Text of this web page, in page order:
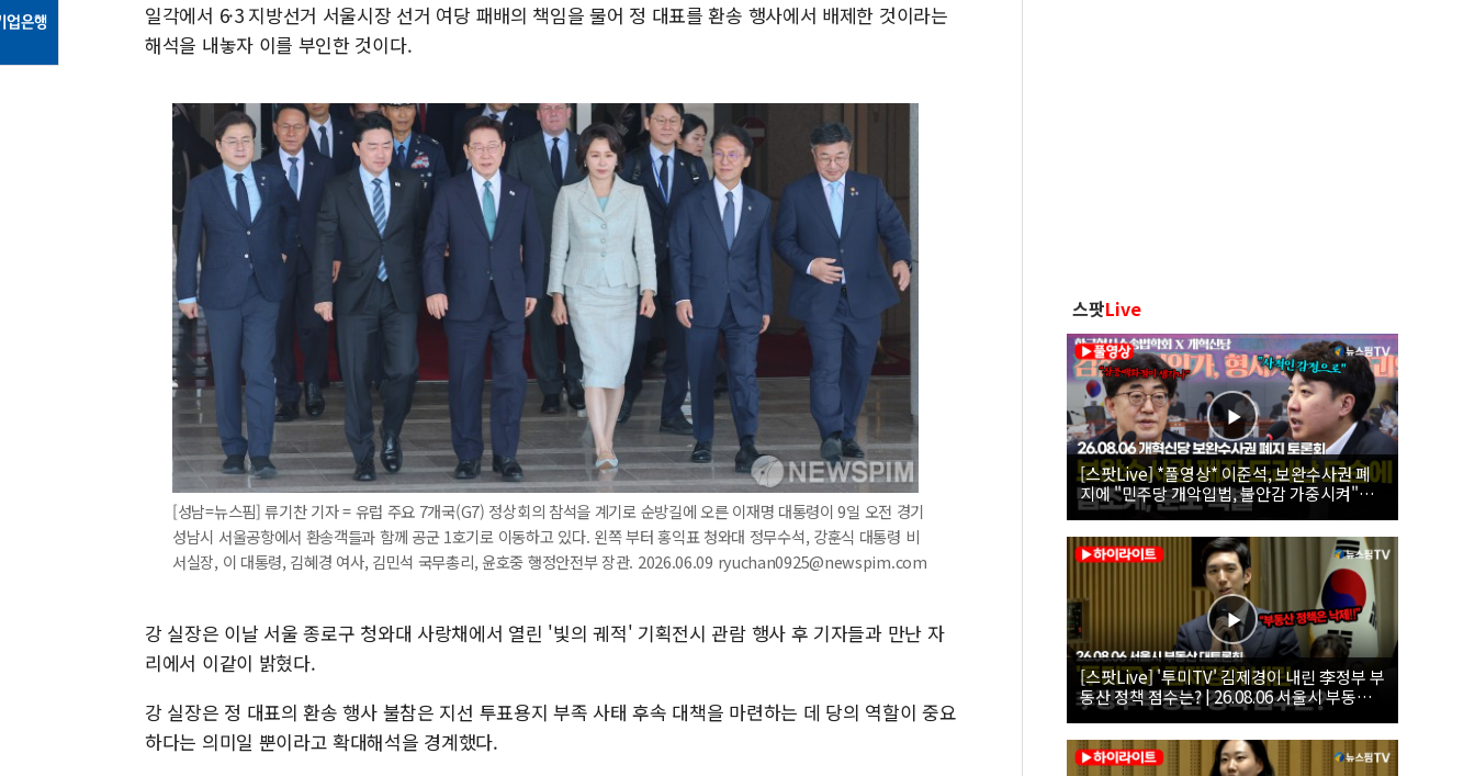
일각에서 6·3 지방선거 서울시장 선거 여당 패배의 책임을 물어 정 대표를 환송 행사에서 배제한 것이라는
해석을 내놓자 이를 부인한 것이다.
[성남=뉴스핌] 류기찬 기자 = 유럽 주요 7개국(G7) 정상회의 참석을 계기로 순방길에 오른 이재명 대통령이 9일 오전 경기
성남시 서울공항에서 환송객들과 함께 공군 1호기로 이동하고 있다. 왼쪽 부터 홍익표 청와대 정무수석, 강훈식 대통령 비
서실장, 이 대통령, 김혜경 여사, 김민석 국무총리, 윤호중 행정안전부 장관. 2026.06.09 ryuchan0925@newspim.com
강 실장은 이날 서울 종로구 청와대 사랑채에서 열린 '빛의 궤적' 기획전시 관람 행사 후 기자들과 만난 자
리에서 이같이 밝혔다.
강 실장은 정 대표의 환송 행사 불참은 지선 투표용지 부족 사태 후속 대책을 마련하는 데 당의 역할이 중요
하다는 의미일 뿐이라고 확대해석을 경계했다.
스팟Live
[스팟Live] *풀영상* 이준석, 보완수사권 폐
지에 "민주당 개악입법, 불안감 가중시켜"｜
26.08.06 개혁신당 보완수사권 폐지 토론회
[스팟Live] '투미TV' 김제경이 내린 李정부 부
동산 정책 점수는? | 26.08.06 서울시 부동산
대토론회